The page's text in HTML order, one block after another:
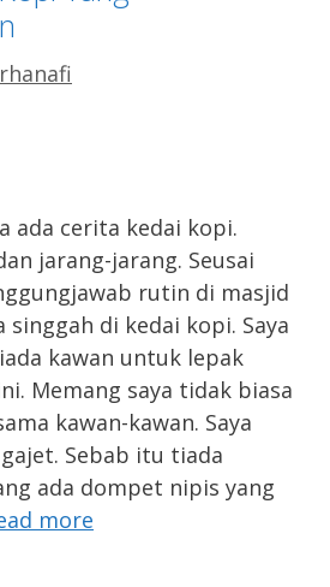
ada cerita kedai kopi.
jarang-jarang. Seusai
rutin di masjid
singgah di kedai kopi. Saya
kawan untuk lepak
Memang saya tidak biasa
kawan-kawan. Saya
Sebab itu tiada
ada dompet nipis yang
more